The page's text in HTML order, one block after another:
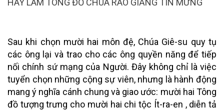
Sau khi chọn mười hai môn đệ, Chúa Giê-su quy tụ
các ông lại và trao cho các ông quyền năng để tiếp
nối chính sứ mạng của Người. Đây không chỉ là việc
tuyển chọn những cộng sự viên, nhưng là hành động
mang ý nghĩa cánh chung và giao ước: mười hai Tông
đồ tượng trưng cho mười hai chi tộc Ít-ra-en , diễn tả